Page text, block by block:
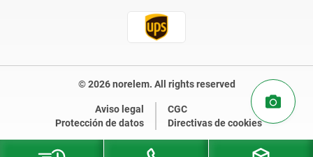
© 2026 norelem. All rights reserved
Aviso legal
CGC
Protección de datos
Directivas de cookies